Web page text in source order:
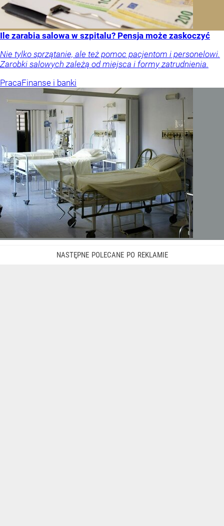
Ile zarabia salowa w szpitalu? Pensja może zaskoczyć
Nie tylko sprzątanie, ale też pomoc pacjentom i personelowi.
Zarobki salowych zależą od miejsca i formy zatrudnienia.
PracaFinanse i banki